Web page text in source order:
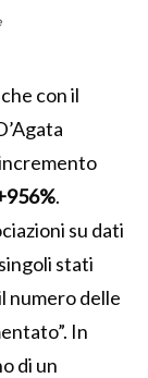
con il
.
su dati
stati
numero delle
In
di un